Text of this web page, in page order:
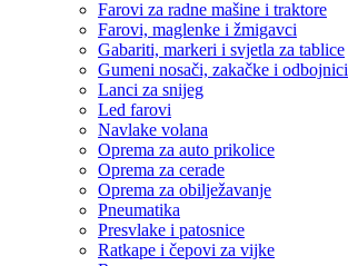
Farovi za radne mašine i traktore
Farovi, maglenke i žmigavci
Gabariti, markeri i svjetla za tablice
Gumeni nosači, zakačke i odbojnici
Lanci za snijeg
Led farovi
Navlake volana
Oprema za auto prikolice
Oprema za cerade
Oprema za obilježavanje
Pneumatika
Presvlake i patosnice
Ratkape i čepovi za vijke